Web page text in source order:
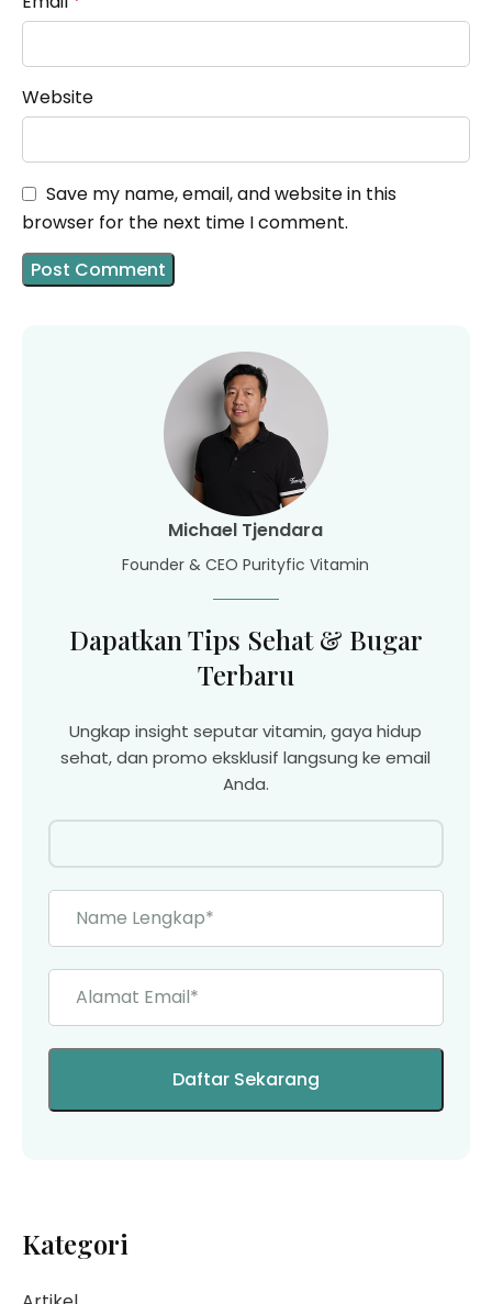
Website
Save my name, email, and website in this
browser for the next time I comment.
Michael Tjendara
Founder & CEO Purityfic Vitamin
Dapatkan Tips Sehat & Bugar
Terbaru
Ungkap insight seputar vitamin, gaya hidup
sehat, dan promo eksklusif langsung ke email
Anda.
Kategori